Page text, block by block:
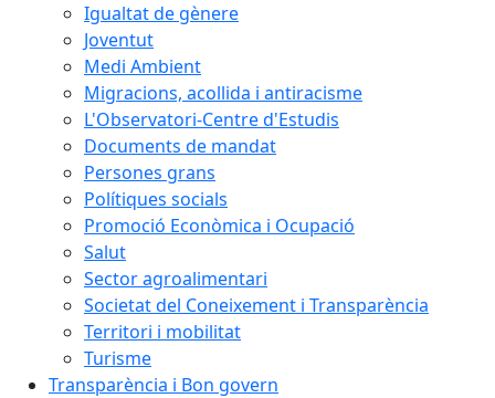
Igualtat de gènere
Joventut
Medi Ambient
Migracions, acollida i antiracisme
L'Observatori-Centre d'Estudis
Documents de mandat
Persones grans
Polítiques socials
Promoció Econòmica i Ocupació
Salut
Sector agroalimentari
Societat del Coneixement i Transparència
Territori i mobilitat
Turisme
Transparència i Bon govern